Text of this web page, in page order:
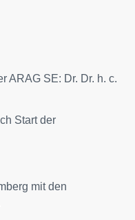
ARAG SE: Dr. Dr. h. c.
Start der
mit den